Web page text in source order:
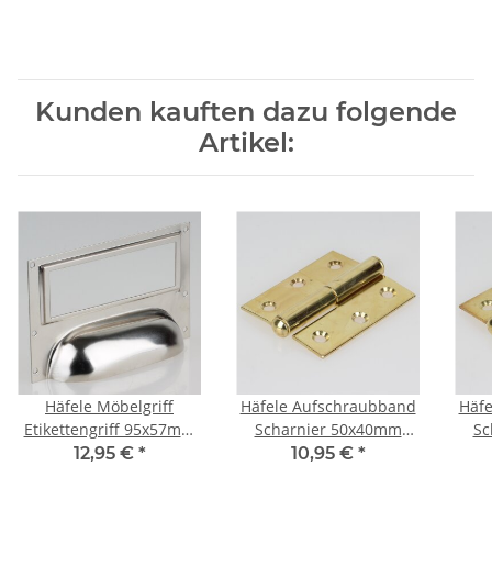
Kunden kauften dazu folgende
Artikel:
Häfele Möbelgriff
Etikettengriff 95x57mm
vernickelt Lochabstand
12,95 € *
Häfele Aufschraubband
Scharnier 50x40mm
vermessingt Anschlag
10,95 € *